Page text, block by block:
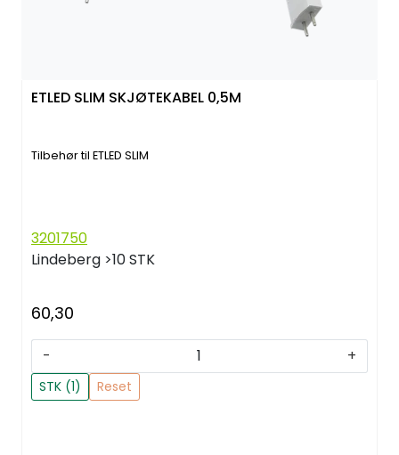
ETLED SLIM SKJØTEKABEL 0,5M
Tilbehør til ETLED SLIM
3201750
Lindeberg >10 STK
60,30
- +
STK (1) Reset